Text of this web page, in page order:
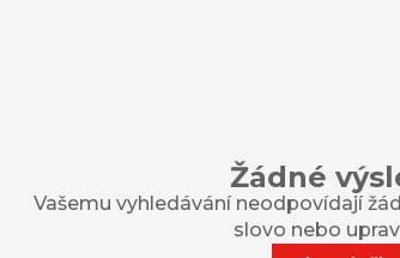
Žádné
Vašemu vyhledávání neodpovídají
slovo nebo